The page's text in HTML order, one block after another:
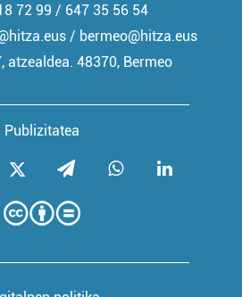
Publizitatea
72 99 / 647 35 56 54
/ bermeo@hitza.eus
atzealdea. 48370, Bermeo